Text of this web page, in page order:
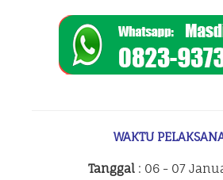
WAKTU
Tanggal: 06 - 07